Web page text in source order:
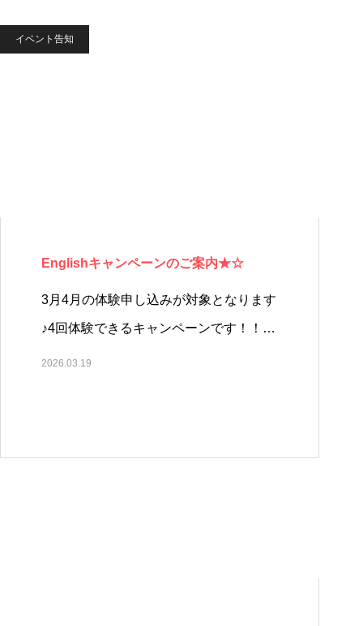
イベント告知
Englishキャンペーンのご案内★☆
3月4月の体験申し込みが対象となります
♪4回体験できるキャンペーンです！！…
2026.03.19